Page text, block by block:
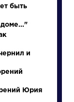
быть
доме..."
и
Юрия